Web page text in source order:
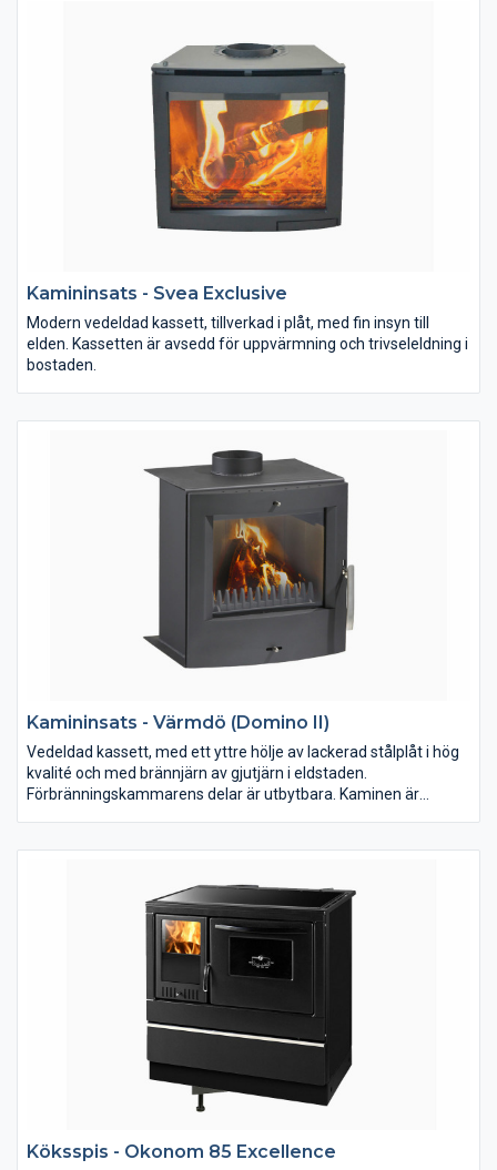
möjliggör enklare uppvärmning av mat och dryck.
Kamininsats - Svea Exclusive
Modern vedeldad kassett, tillverkad i plåt, med fin insyn till
elden. Kassetten är avsedd för uppvärmning och trivseleldning i
bostaden.
Kamininsats - Värmdö (Domino II)
Vedeldad kassett, med ett yttre hölje av lackerad stålplåt i hög
kvalité och med brännjärn av gjutjärn i eldstaden.
Förbränningskammarens delar är utbytbara. Kaminen är
Köksspis - Okonom 85 Excellence